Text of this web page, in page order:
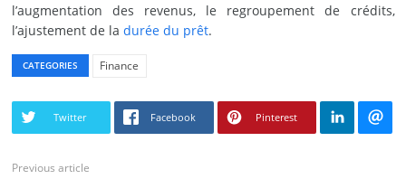
l’augmentation des revenus, le regroupement de crédits,
l’ajustement de la durée du prêt.
CATEGORIES Finance
Twitter Facebook Pinterest
Previous article